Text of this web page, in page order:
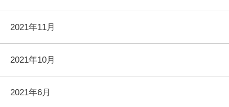
2021年11月
2021年10月
2021年6月